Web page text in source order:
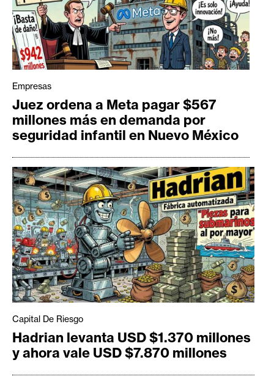
Empresas
Juez ordena a Meta pagar $567
millones más en demanda por
seguridad infantil en Nuevo México
Capital De Riesgo
Hadrian levanta USD $1.370 millones
y ahora vale USD $7.870 millones